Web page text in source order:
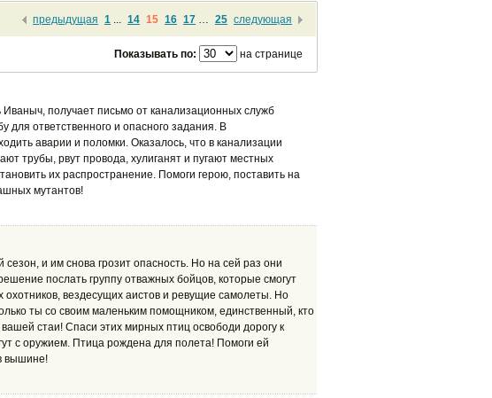
предыдущая 1 14 15 16 17 25 следующая
Показывать по: на странице
получает письмо от канализационных служб
для ответственного и опасного задания. В
аварии и поломки. Оказалось, что в канализации
трубы, рвут провода, хулиганят и пугают местных
их распространение. Помоги герою, поставить на
мутантов!
и им снова грозит опасность. Но на сей раз они
послать группу отважных бойцов, которые смогут
охотников, вездесущих аистов и ревущие самолеты. Но
ты со своим маленьким помощником, единственный, кто
стаи! Спаси этих мирных птиц освободи дорогу к
с оружием. Птица рождена для полета! Помоги ей
вышине!